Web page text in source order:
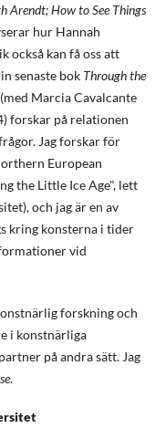
Arendt; How to See Things
hur Hannah
också kan få oss att
senaste bok Through the
(med Marcia Cavalcante
forskar på relationen
Jag forskar för
European
the Little Ice Age", lett
och jag är en av
kring konsterna i tider
vid
forskning och
i konstnärliga
på andra sätt. Jag
.